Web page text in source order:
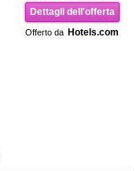
Dettagli dell'offerta
Offerto da Hotels.com